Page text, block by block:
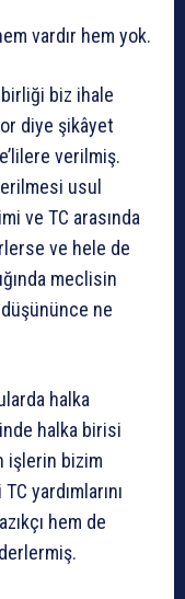
vardır hem yok.
biz ihale
diye şikâyet
verilmiş.
usul
ve TC arasında
ve hele de
meclisin
ne
halka
halka birisi
işlerin bizim
yardımlarını
hem de